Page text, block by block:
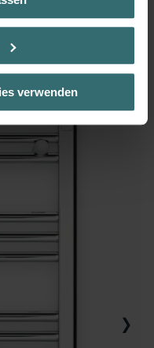
der Kategorie
Sie ein, dass wir Ihren
um Ihnen die
und Ihnen
Datenschutzerklärung
de confidentialité
Zásady ochrany
Sanayi ve Ticaret
verwenden